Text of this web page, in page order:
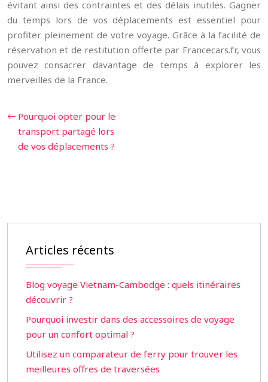
évitant ainsi des contraintes et des délais inutiles. Gagner
du temps lors de vos déplacements est essentiel pour
profiter pleinement de votre voyage. Grâce à la facilité de
réservation et de restitution offerte par Francecars.fr, vous
pouvez consacrer davantage de temps à explorer les
merveilles de la France.
Pourquoi opter pour le
transport partagé lors
de vos déplacements ?
Articles récents
Blog voyage Vietnam-Cambodge : quels itinéraires
découvrir ?
Pourquoi investir dans des accessoires de voyage
pour un confort optimal ?
Utilisez un comparateur de ferry pour trouver les
meilleures offres de traversées